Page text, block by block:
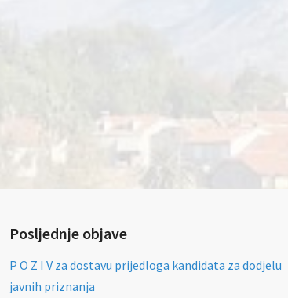
Posljednje objave
P O Z I V za dostavu prijedloga kandidata za dodjelu
javnih priznanja